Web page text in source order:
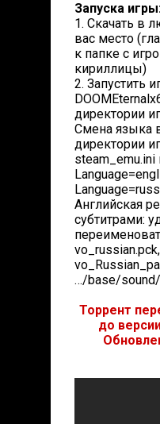
Запуска
1. Скачать в
вас место
к папке с
кириллицы)
2. Запустить
директории
Смена языка
директории
steam_emu.ini
Английская
субтитрами:
…/base/
Торрент
до